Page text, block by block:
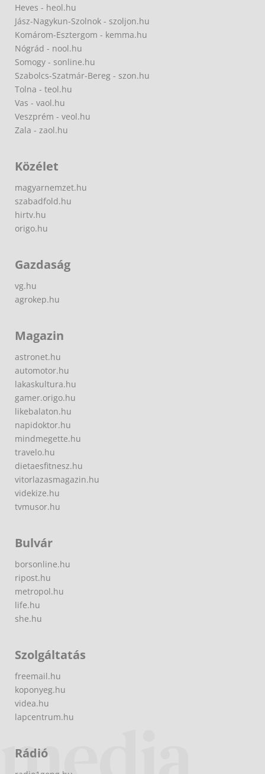
Heves - heol.hu
Jász-Nagykun-Szolnok - szoljon.hu
Komárom-Esztergom - kemma.hu
Nógrád - nool.hu
Somogy - sonline.hu
Szabolcs-Szatmár-Bereg - szon.hu
Tolna - teol.hu
Vas - vaol.hu
Veszprém - veol.hu
Zala - zaol.hu
Közélet
magyarnemzet.hu
szabadfold.hu
hirtv.hu
origo.hu
Gazdaság
vg.hu
agrokep.hu
Magazin
astronet.hu
automotor.hu
lakaskultura.hu
gamer.origo.hu
likebalaton.hu
napidoktor.hu
mindmegette.hu
travelo.hu
dietaesfitnesz.hu
vitorlazasmagazin.hu
videkize.hu
tvmusor.hu
Bulvár
borsonline.hu
ripost.hu
metropol.hu
life.hu
she.hu
Szolgáltatás
freemail.hu
koponyeg.hu
videa.hu
lapcentrum.hu
Rádió